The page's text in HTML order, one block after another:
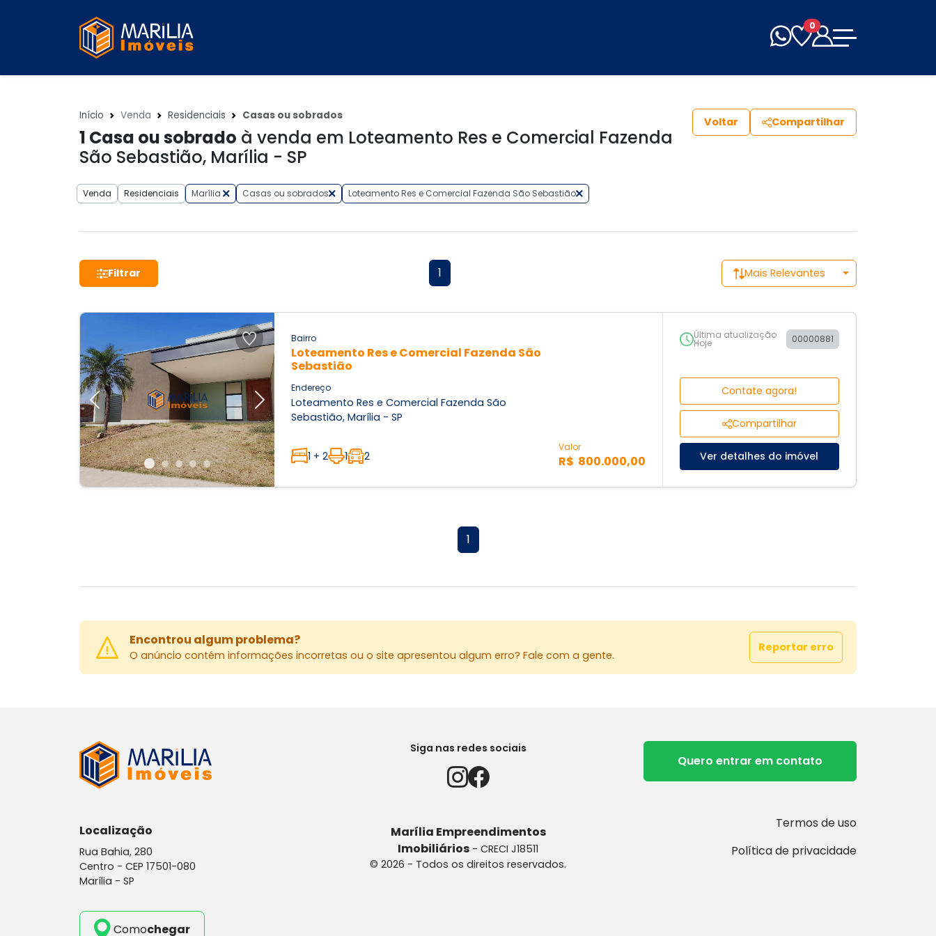
0
Início Venda Residenciais Casas ou sobrados
1 Casa ou sobrado à venda em Loteamento Res e Comercial Fazenda
São Sebastião, Marília - SP
Voltar Compartilhar
Venda Residenciais Marília Casas ou sobrados Loteamento Res e Comercial Fazenda São Sebastião
Filtrar 1 Mais Relevantes
Previous Next
Bairro
Loteamento Res e Comercial Fazenda São
Sebastião
Endereço
Loteamento Res e Comercial Fazenda São
Sebastião, Marília - SP
1 + 2 1 2
Valor
R$ 800.000,00
Última atualização
Hoje 00000881
Contate agora!
Compartilhar
Ver detalhes do imóvel
1
Encontrou algum problema?
O anúncio contém informações incorretas ou o site apresentou algum erro? Fale com a gente.
Reportar erro
Localização
Rua Bahia, 280
Centro - CEP 17501-080
Marília - SP
Comochegar
Siga nas redes sociais
Marília Empreendimentos
Imobiliários - CRECI J18511
© 2026 - Todos os direitos reservados.
Quero entrar em contato
Termos de uso
Política de privacidade